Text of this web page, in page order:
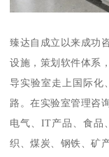
臻达自成立以来成功
设施，策划软件体系
导实验室走上国际化
路。在实验室管理咨
电气、IT产品、食品
织、煤炭、钢铁、矿